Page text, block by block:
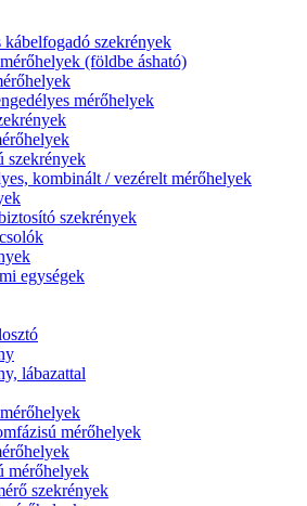
szekrények
(földbe ásható)
mérőhelyek
szekrények
kombinált / vezérelt mérőhelyek
szekrények
egységek
lábazattal
mérőhelyek
mérőhelyek
szekrények